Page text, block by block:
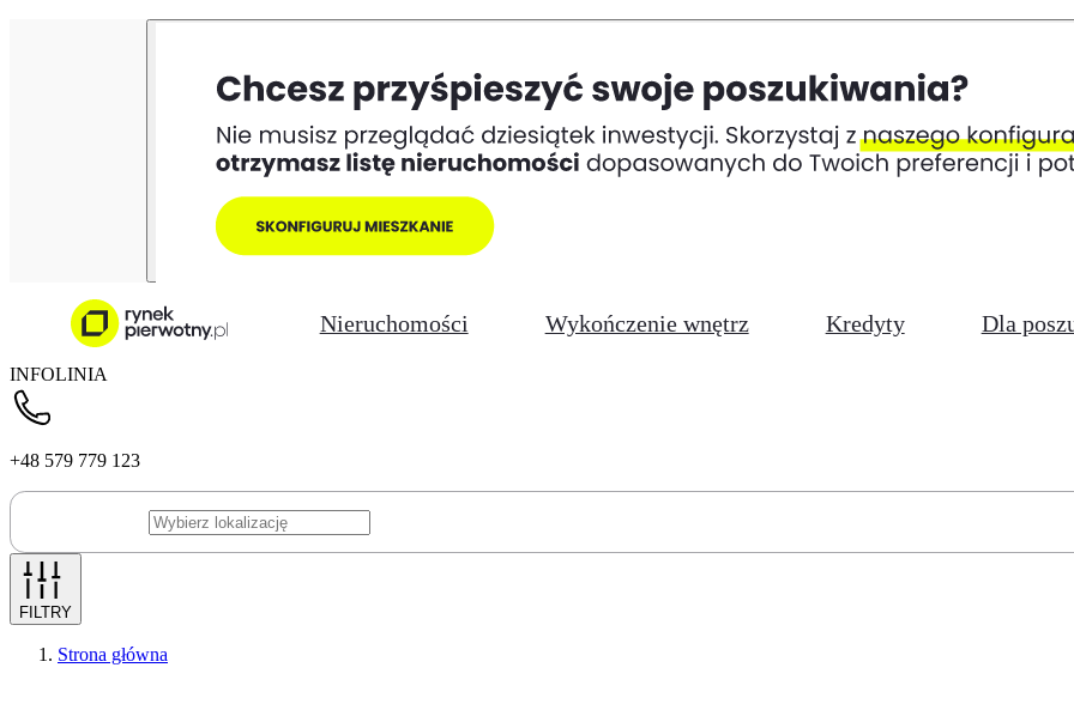
Nieruchomości Wykończenie wnętrz Kredyty Dla
INFOLINIA
+48 579 779 123
FILTRY
Strona główna